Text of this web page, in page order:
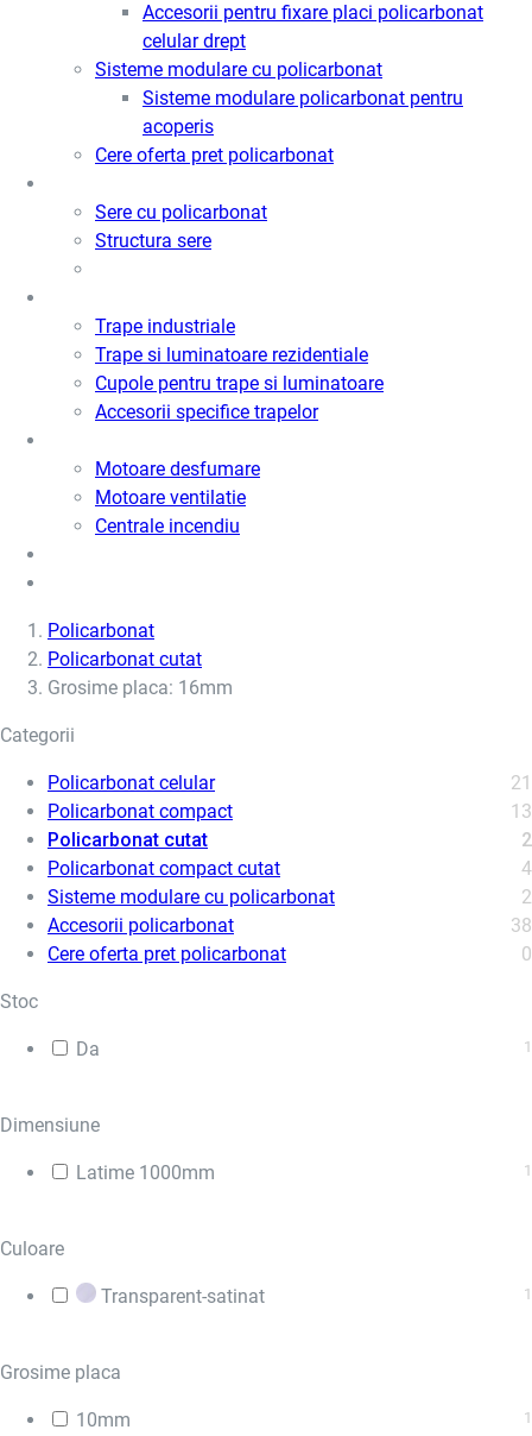
Accesorii pentru fixare placi policarbonat
celular drept
Sisteme modulare cu policarbonat
Sisteme modulare policarbonat pentru
acoperis
Cere oferta pret policarbonat
Sere cu policarbonat
Structura sere
Trape industriale
Trape si luminatoare rezidentiale
Cupole pentru trape si luminatoare
Accesorii specifice trapelor
Motoare desfumare
Motoare ventilatie
Centrale incendiu
Policarbonat
Policarbonat cutat
Grosime placa: 16mm
Categorii
Policarbonat celular
21
Policarbonat compact
13
Policarbonat cutat
2
Policarbonat compact cutat
4
Sisteme modulare cu policarbonat
2
Accesorii policarbonat
38
Cere oferta pret policarbonat
0
Stoc
Da 1
Dimensiune
Latime 1000mm 1
Culoare
Transparent-satinat 1
Grosime placa
10mm 1